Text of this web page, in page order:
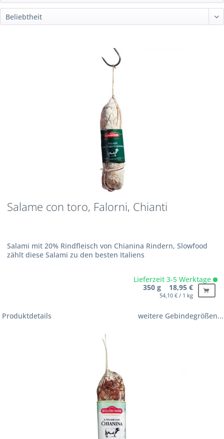
Salame con toro, Falorni, Chianti
Salami mit 20% Rindfleisch von Chianina Rindern, Slowfood
zählt diese Salami zu den besten Italiens
Lieferzeit 3-5 Werktage
350 g 18,95 €
54,10 € / 1 kg
Produktdetails weitere Gebindegrößen...